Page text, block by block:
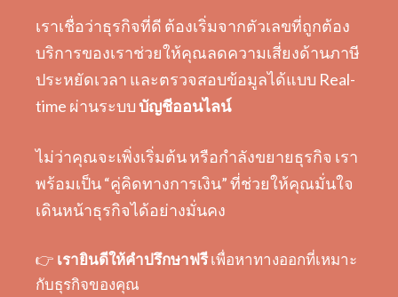
เราเชื่อว่าธุรกิจที่ดี ต้องเริ่มจากตัวเลขที่ถูกต้อง
บริการของเราช่วยให้คุณลดความเสี่ยงด้านภาษี
ประหยัดเวลา และตรวจสอบข้อมูลได้แบบ Real-
time ผ่านระบบบัญชีออนไลน์
ไม่ว่าคุณจะเพิ่งเริ่มต้น หรือกำลังขยายธุรกิจ เรา
พร้อมเป็น “คู่คิดทางการเงิน” ที่ช่วยให้คุณมั่นใจ
เดินหน้าธุรกิจได้อย่างมั่นคง
👉 เรายินดีให้คำปรึกษาฟรีเพื่อหาทางออกที่เหมาะ
กับธุรกิจของคุณ